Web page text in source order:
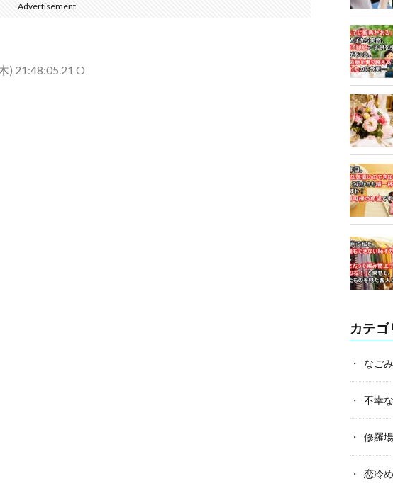
ャ？→スタイリ...
Advertisement
) 21:48:05.21 O
カテゴ
なごみ
不幸
修羅場
恋冷め